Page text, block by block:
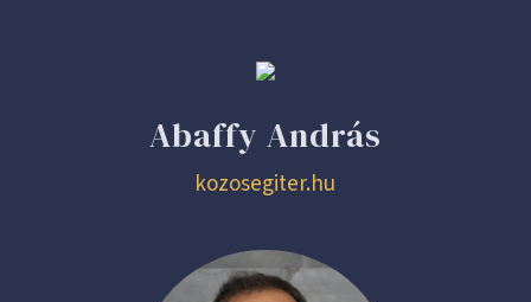
Abaffy András
kozosegiter.hu